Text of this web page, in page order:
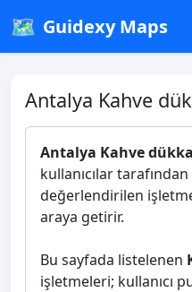
🗺️ Guidexy Maps
Antalya Kahve
Antalya Kahve
kullanıcılar
değerlendirilen
araya getirir.
Bu sayfada listelenen
işletmeleri; kullanıcı